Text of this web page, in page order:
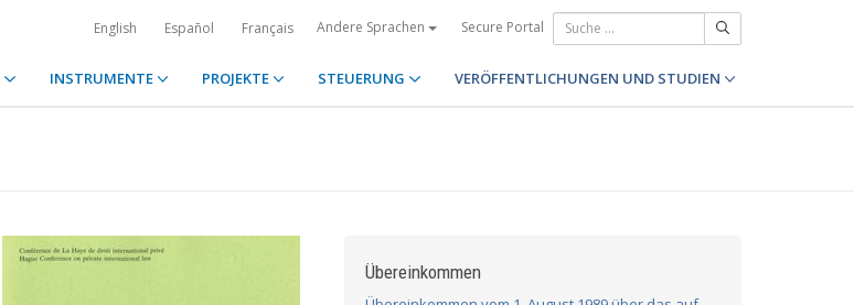
English Español Français Andere Sprachen Secure Portal
INSTRUMENTE PROJEKTE STEUERUNG VERÖFFENTLICHUNGEN UND STUDIEN
Übereinkommen